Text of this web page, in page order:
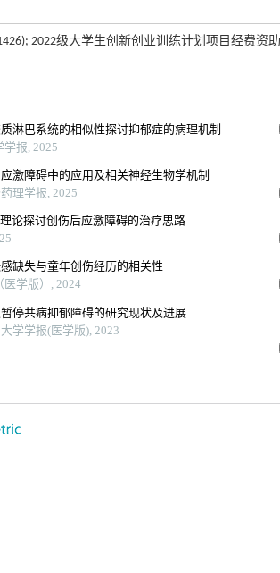
2022级大学生创新创业训练计划项目经费资助